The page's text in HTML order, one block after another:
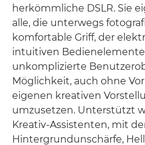
herkömmliche DSLR. Sie
alle, die unterwegs
komfortable Griff, der
intuitiven
unkomplizierte
Möglichkeit, auch ohne
eigenen kreativen
umzusetzen. Unterstützt
Kreativ-Assistenten, mit
Hintergrundunschärfe,